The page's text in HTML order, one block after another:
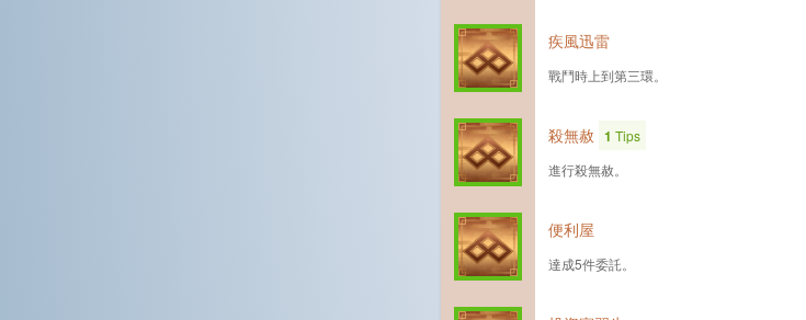
疾風迅雷
戰鬥時上到第三環。
殺無赦 1 Tips
進行殺無赦。
便利屋
達成5件委託。